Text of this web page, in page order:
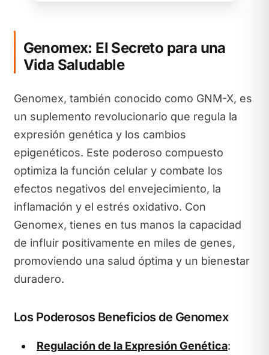
Genomex: El Secreto para una
Vida Saludable
Genomex, también conocido como GNM-X, es
un suplemento revolucionario que regula la
expresión genética y los cambios
epigenéticos. Este poderoso compuesto
optimiza la función celular y combate los
efectos negativos del envejecimiento, la
inflamación y el estrés oxidativo. Con
Genomex, tienes en tus manos la capacidad
de influir positivamente en miles de genes,
promoviendo una salud óptima y un bienestar
duradero.
Los Poderosos Beneficios de Genomex
Regulación de la Expresión Genética: